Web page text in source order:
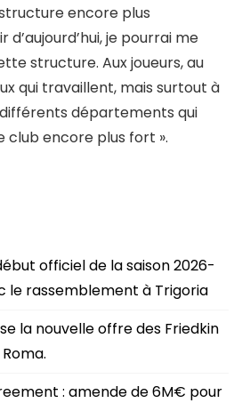
encore plus
je pourrai me
structure. Aux joueurs, au
qui travaillent, mais surtout à
départements qui
encore plus fort ».
officiel de la saison 2026-
le rassemblement à Trigoria
la nouvelle offre des Friedkin
: amende de 6M€ pour